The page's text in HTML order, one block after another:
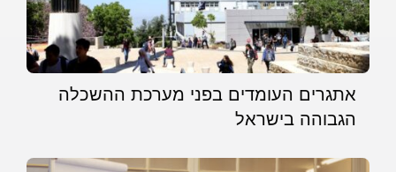
אתגרים העומדים בפני מערכת ההשכלה
הגבוהה בישראל